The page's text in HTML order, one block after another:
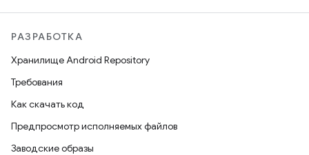
РАЗРАБОТКА
Хранилище Android Repository
Требования
Как скачать код
Предпросмотр исполняемых файлов
Заводские образы